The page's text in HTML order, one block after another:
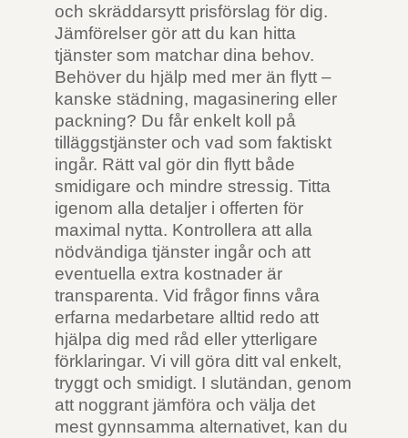
och skräddarsytt prisförslag för dig.
Jämförelser gör att du kan hitta
tjänster som matchar dina behov.
Behöver du hjälp med mer än flytt –
kanske städning, magasinering eller
packning? Du får enkelt koll på
tilläggstjänster och vad som faktiskt
ingår. Rätt val gör din flytt både
smidigare och mindre stressig. Titta
igenom alla detaljer i offerten för
maximal nytta. Kontrollera att alla
nödvändiga tjänster ingår och att
eventuella extra kostnader är
transparenta. Vid frågor finns våra
erfarna medarbetare alltid redo att
hjälpa dig med råd eller ytterligare
förklaringar. Vi vill göra ditt val enkelt,
tryggt och smidigt. I slutändan, genom
att noggrant jämföra och välja det
mest gynnsamma alternativet, kan du